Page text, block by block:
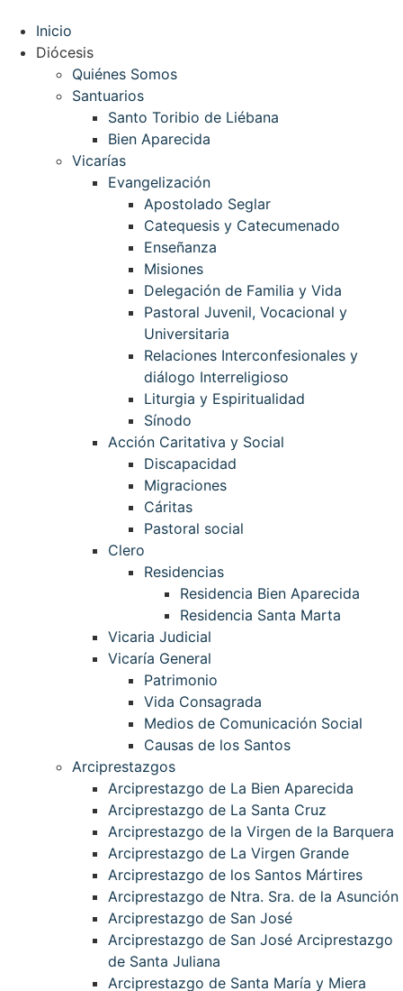
Inicio
Diócesis
Quiénes Somos
Santuarios
Santo Toribio de Liébana
Bien Aparecida
Vicarías
Evangelización
Apostolado Seglar
Catequesis y Catecumenado
Enseñanza
Misiones
Delegación de Familia y Vida
Pastoral Juvenil, Vocacional y
Universitaria
Relaciones Interconfesionales y
diálogo Interreligioso
Liturgia y Espiritualidad
Sínodo
Acción Caritativa y Social
Discapacidad
Migraciones
Cáritas
Pastoral social
Clero
Residencias
Residencia Bien Aparecida
Residencia Santa Marta
Vicaria Judicial
Vicaría General
Patrimonio
Vida Consagrada
Medios de Comunicación Social
Causas de los Santos
Arciprestazgos
Arciprestazgo de La Bien Aparecida
Arciprestazgo de La Santa Cruz
Arciprestazgo de la Virgen de la Barquera
Arciprestazgo de La Virgen Grande
Arciprestazgo de los Santos Mártires
Arciprestazgo de Ntra. Sra. de la Asunción
Arciprestazgo de San José
Arciprestazgo de San José Arciprestazgo
de Santa Juliana
Arciprestazgo de Santa María y Miera